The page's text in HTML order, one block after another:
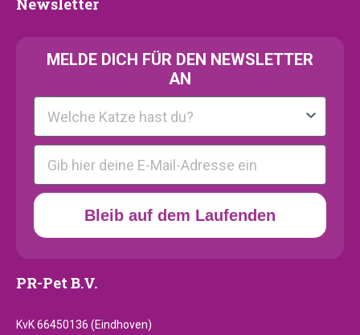
Newsletter
Newsletter
MELDE DICH FÜR DEN NEWSLETTER
AN
Kattenras
E-mail
Bleib auf dem Laufenden
PR-Pet B.V.
KvK 66450136 (Eindhoven)